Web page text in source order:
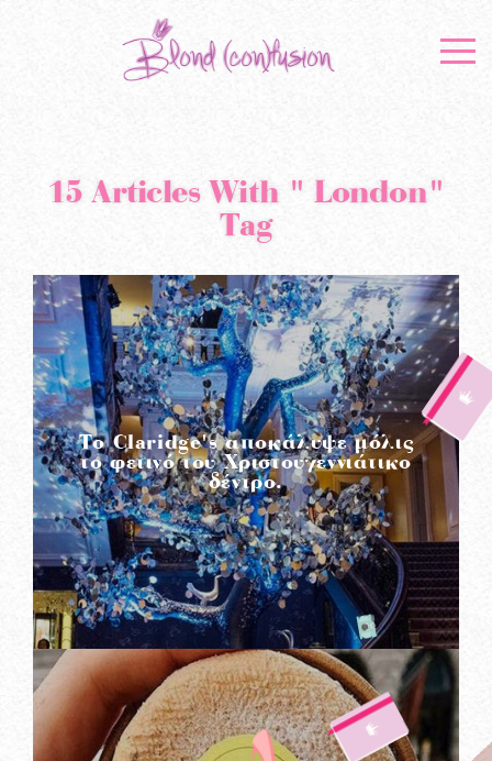
15 Articles With " London"
Tag
Το Claridge's αποκάλυψε μόλις
το φετινό του Χριστουγεννιάτικο
δέντρο.
READ MORE